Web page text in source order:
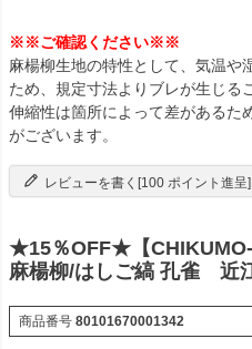
※※ご確認ください※※
麻楊柳生地の特性として、気温や
ため、規定寸法よりブレが生じる
伸縮性は箇所によって差があるた
がございます。
レビューを書く[100 ポイント進呈]
★15％OFF★【
麻楊柳/はしご縞 孔雀 近
商品番号 80101670001342